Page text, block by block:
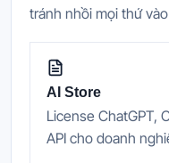
tránh nhồi mọi thứ
AI Store
License ChatGPT,
API cho doanh